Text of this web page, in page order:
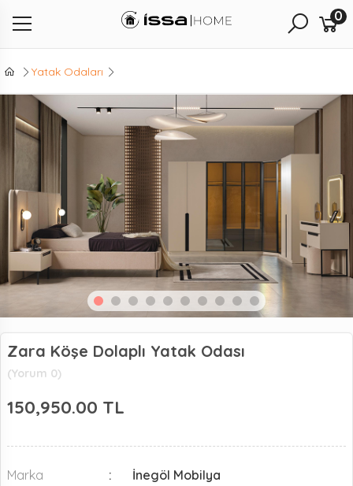
0
Yatak Odaları
Zara Köşe Dolaplı Yatak Odası
(Yorum 0)
150,950.00 TL
Marka İnegöl Mobilya